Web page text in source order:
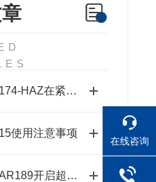
吸收剂502-174-HAZ在紧急响应中的作用
使用注意事项
高纯还原铜AR189开启超纯金属新时代的“铜”话钥匙
在线咨询